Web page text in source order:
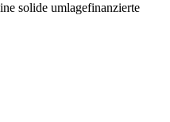
solide umlagefinanzierte